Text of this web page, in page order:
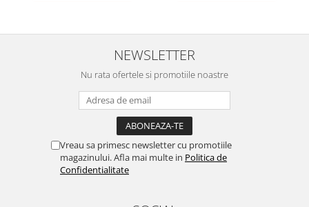
NEWSLETTER
Nu rata ofertele si promotiile noastre
Vreau sa primesc newsletter cu promotiile
magazinului. Afla mai multe in Politica de
Confidentialitate